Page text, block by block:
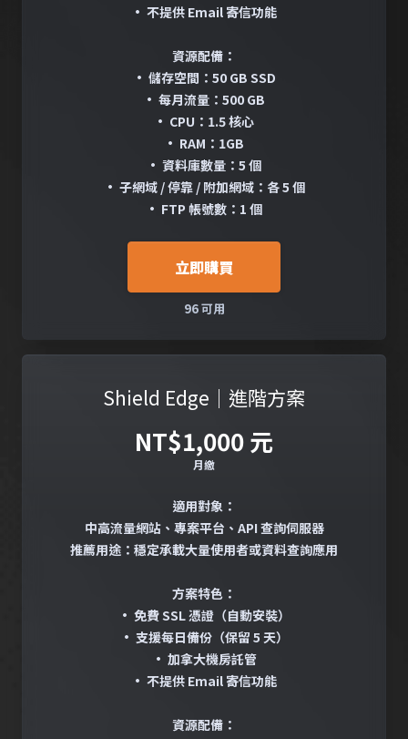
• 不提供 Email 寄信功能
資源配備：
• 儲存空間：50 GB SSD
• 每月流量：500 GB
• CPU：1.5 核心
• RAM：1GB
• 資料庫數量：5 個
• 子網域 / 停靠 / 附加網域：各 5 個
• FTP 帳號數：1 個
立即購買
96 可用
Shield Edge｜進階方案
NT$1,000 元
月繳
適用對象：
中高流量網站、專案平台、API 查詢伺服器
推薦用途：穩定承載大量使用者或資料查詢應用
方案特色：
• 免費 SSL 憑證（自動安裝）
• 支援每日備份（保留 5 天）
• 加拿大機房託管
• 不提供 Email 寄信功能
資源配備：